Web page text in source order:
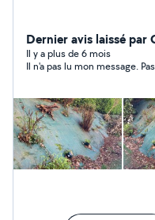
Dernier avis laissé par
Il y a plus de 6 mois
Il n'a pas lu mon message.